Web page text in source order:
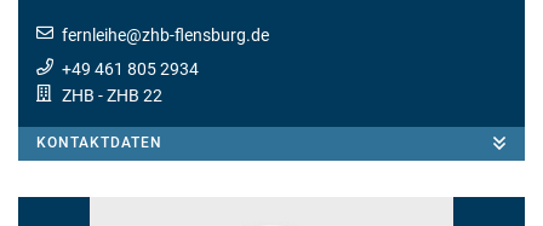
fernleihe@zhb-flensburg.de
+49 461 805 2934
ZHB - ZHB 22
KONTAKTDATEN